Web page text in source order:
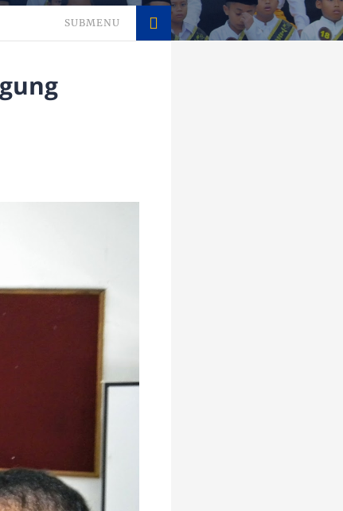
SUBMENU